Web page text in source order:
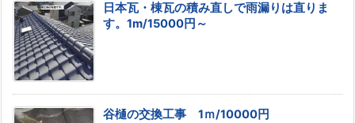
日本瓦・棟瓦の積み直しで雨漏りは直りま
す。1m/15000円～
谷樋の交換工事 1ｍ/10000円